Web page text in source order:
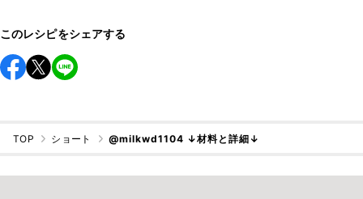
このレシピをシェアする
TOP ショート @milkwd1104 ↓材料と詳細↓